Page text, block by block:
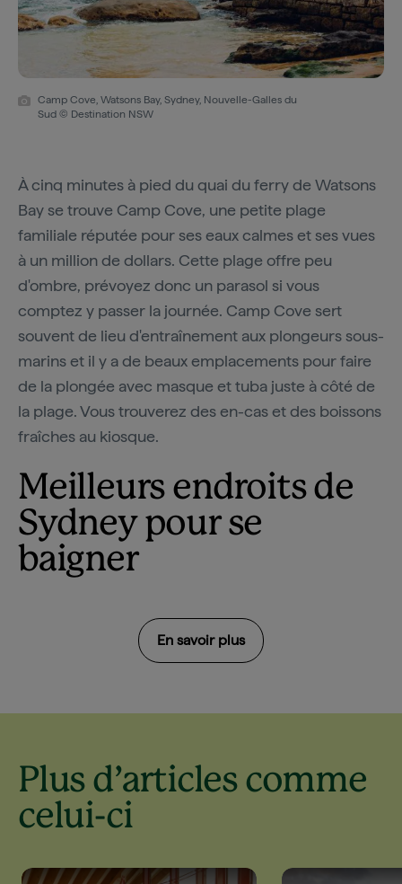
Camp Cove, Watsons Bay, Sydney, Nouvelle-Galles du
Sud © Destination NSW
À cinq minutes à pied du quai du ferry de Watsons
Bay se trouve Camp Cove, une petite plage
familiale réputée pour ses eaux calmes et ses vues
à un million de dollars. Cette plage offre peu
d'ombre, prévoyez donc un parasol si vous
comptez y passer la journée. Camp Cove sert
souvent de lieu d'entraînement aux plongeurs sous-
marins et il y a de beaux emplacements pour faire
de la plongée avec masque et tuba juste à côté de
la plage. Vous trouverez des en-cas et des boissons
fraîches au kiosque.
Meilleurs endroits de
Sydney pour se
baigner
En savoir plus
Plus d’articles comme
celui-ci